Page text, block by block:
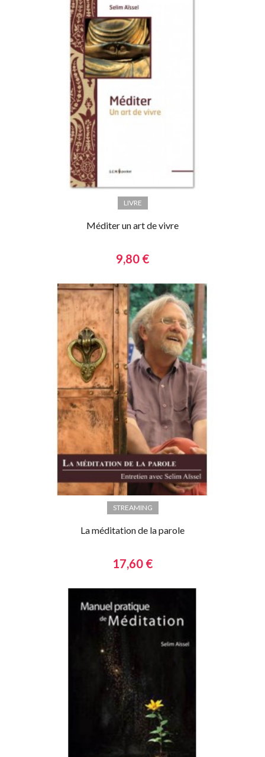
LIVRE
Méditer un art de vivre
9,80 €
STREAMING
La méditation de la parole
17,60 €